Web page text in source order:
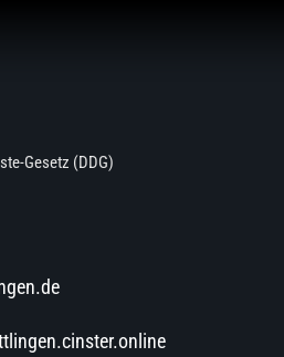
Gesetz (DDG)